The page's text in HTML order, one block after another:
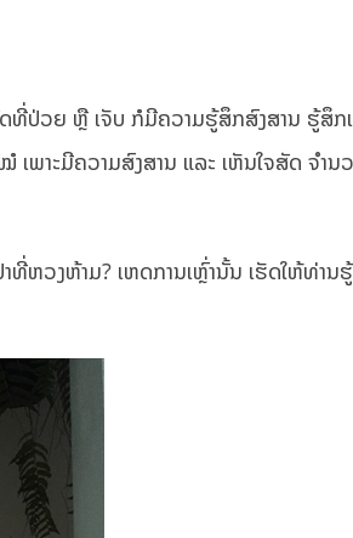
ທີ່ປ່ວຍ ຫຼື ເຈັບ ກໍມີຄວາມຮູ້ສຶກສົງສານ ຮູ້ສຶກ
າະມີຄວາມສົງສານ ແລະ ເຫັນໃຈສັດ ຈຳນ
ທີ່ຫວງຫ້າມ? ເຫດການເຫຼົ່ານັ້ນ ເຮັດໃຫ້ທ່ານ